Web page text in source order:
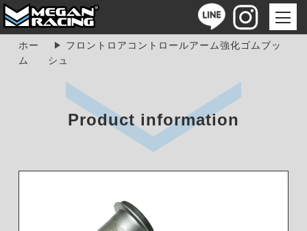
ホー
ム
フロントロアコントロールアーム強化ゴムブッ
シュ
Product information